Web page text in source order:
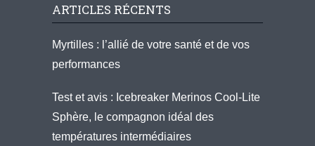
ARTICLES RÉCENTS
Myrtilles : l’allié de votre santé et de vos
performances
Test et avis : Icebreaker Merinos Cool-Lite
Sphère, le compagnon idéal des
températures intermédiaires